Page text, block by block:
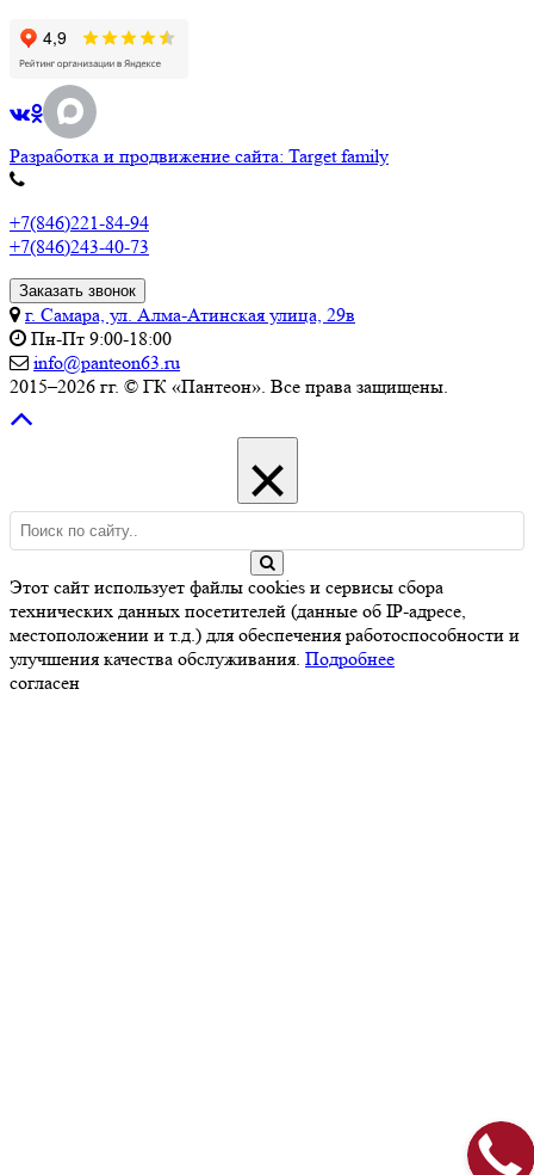
Разработка и продвижение сайта: Target family
+7(846)221-84-94
+7(846)243-40-73
Заказать звонок
г. Самара, ул. Алма-Атинская улица, 29в
Пн-Пт 9:00-18:00
info@panteon63.ru
2015–2026 гг. © ГК «Пантеон». Все права защищены.
×
Этот сайт использует файлы cookies и сервисы сбора
технических данных посетителей (данные об IP-адресе,
местоположении и т.д.) для обеспечения работоспособности и
улучшения качества обслуживания. Подробнее
согласен